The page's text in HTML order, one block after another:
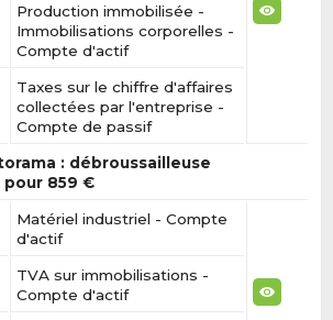
Production immobilisée -
Immobilisations corporelles -
Compte d'actif
Taxes sur le chiffre d'affaires
collectées par l'entreprise -
Compte de passif
: débroussailleuse
859 €
Matériel industriel - Compte
d'actif
TVA sur immobilisations -
Compte d'actif